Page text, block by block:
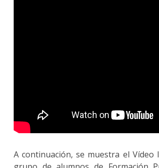
A continuación, se muestra el Vídeo